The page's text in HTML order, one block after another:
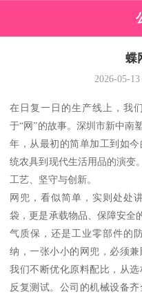
蝶
2026-05-13
在日复一日的生产线上，我
于“网”的故事。深圳市新中南
年，从最初的简单加工到如
统农具到现代生活用品的演变
工艺、坚守与创新。
网兜，看似简单，实则处处
袋，更是承载物品、保障安全
气质保，还是工业零部件的
纳，一张小小的网兜，必须
我们不断优化原料配比，从
反复测试。公司的机械设备